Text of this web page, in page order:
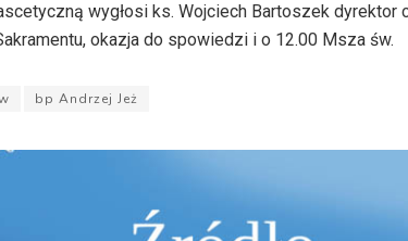
wygłosi ks. Wojciech Bartoszek dyrektor
okazja do spowiedzi i o 12.00 Msza św.
bp Andrzej Jeż